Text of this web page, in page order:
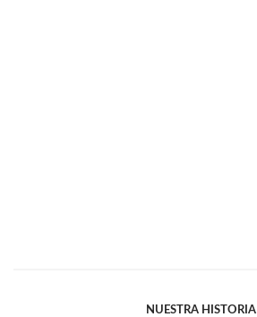
NUESTRA HISTORIA